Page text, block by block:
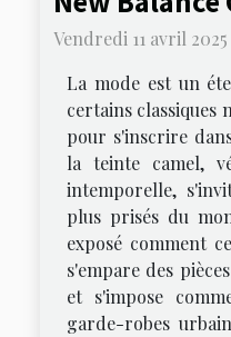
Vendredi 11 avril 2025
La mode est un
certains classiques
pour s'inscrire
la teinte camel,
intemporelle,
plus prisés du
exposé comment
s'empare des
et s'impose
garde-robes